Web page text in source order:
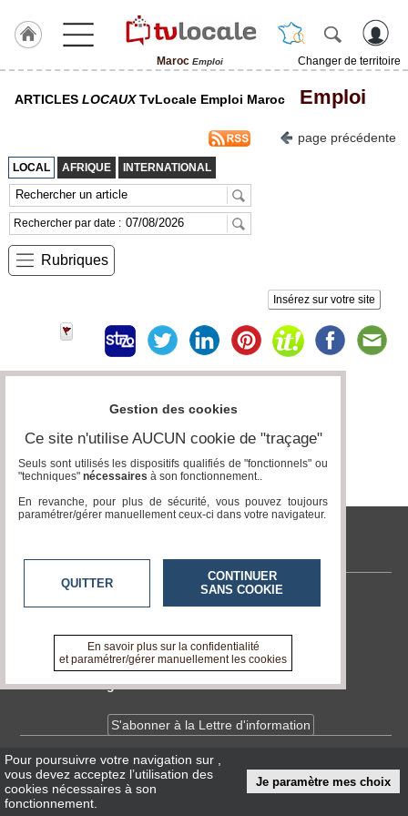
Maroc Emploi
Changer de territoire
Maroc
TvLocale
France
Accueil
Gazette
Médias
du
groupe
Blogs
Prémium
ARTICLES LOCAUXTvLocale Emploi Maroc Emploi
page précédente
LOCAL AFRIQUE INTERNATIONAL
Rechercher par date :
Rubriques
Insérez sur votre site
Page 0 / 0
tvlocale.fr
Contactez-nous
A propos de tvlocale.fr
Devenir délégué
S'abonner à la Lettre d'information
InfosCNIL/RGPD
Conditions Générales d'Utilisation
Pour poursuivre votre navigation sur
vous devez acceptez l’utilisation des
cookies nécessaires à son
fonctionnement.
Je paramètre mes choix
Gestion des cookies
Ce site n'utilise AUCUN cookie de "traçage"
Seuls sont utilisés les dispositifs qualifiés de "fonctionnels" ou
"techniques" nécessaires à son fonctionnement..
En revanche, pour plus de sécurité, vous pouvez toujours
paramétrer/gérer manuellement ceux-ci dans votre navigateur.
QUITTER
CONTINUER
SANS COOKIE
En savoir plus sur la confidentialité
et paramétrer/gérer manuellement les cookies